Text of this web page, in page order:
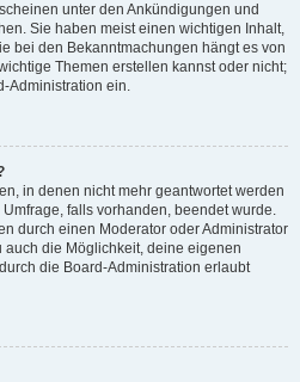
unter den Ankündigungen und
Sie haben meist einen wichtigen Inhalt,
bei den Bekanntmachungen hängt es von
Themen erstellen kannst oder nicht;
Administration ein.
in denen nicht mehr geantwortet werden
falls vorhanden, beendet wurde.
durch einen Moderator oder Administrator
die Möglichkeit, deine eigenen
die Board-Administration erlaubt